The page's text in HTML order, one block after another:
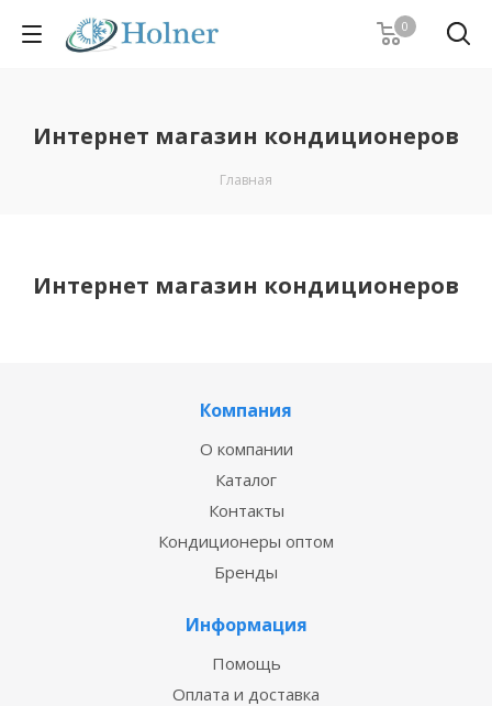
0
Интернет магазин кондиционеров
Главная
Интернет магазин кондиционеров
Компания
О компании
Каталог
Контакты
Кондиционеры оптом
Бренды
Информация
Помощь
Оплата и доставка